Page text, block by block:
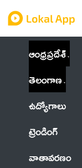
ఆంధ్రప్రదేశ్
తెలంగాణ
ఉద్యోగాలు
ట్రెండింగ్
వాతావరణం